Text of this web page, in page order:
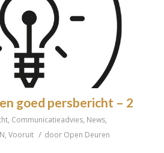
goed persbericht – 2
, Communicatieadvies, News,
, Vooruit / door Open Deuren